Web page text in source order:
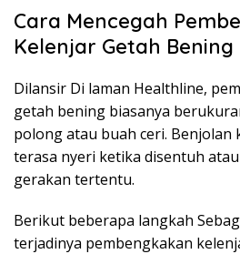
Cara Mencegah
Kelenjar Getah Bening
Dilansir Di laman Healthline,
getah bening biasanya
polong atau buah ceri. Benjolan
terasa nyeri ketika disentuh
gerakan tertentu.
Berikut beberapa langkah
terjadinya pembengkakan